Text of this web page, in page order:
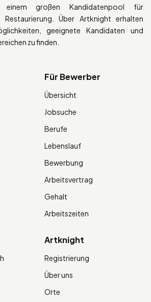
einem großen Kandidatenpool für
Restaurierung. Über Artknight erhalten
geeignete Kandidaten und
zu finden.
Für Bewerber
Übersicht
Jobsuche
Berufe
Lebenslauf
Bewerbung
Arbeitsvertrag
Gehalt
Arbeitszeiten
Artknight
Registrierung
Über uns
Orte